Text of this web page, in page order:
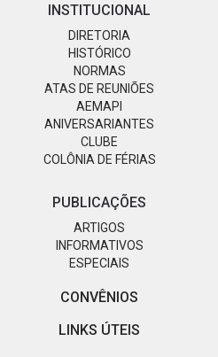
INSTITUCIONAL
DIRETORIA
HISTÓRICO
NORMAS
ATAS DE REUNIÕES
AEMAPI
ANIVERSARIANTES
CLUBE
COLÔNIA DE FÉRIAS
PUBLICAÇÕES
ARTIGOS
INFORMATIVOS
ESPECIAIS
CONVÊNIOS
LINKS ÚTEIS